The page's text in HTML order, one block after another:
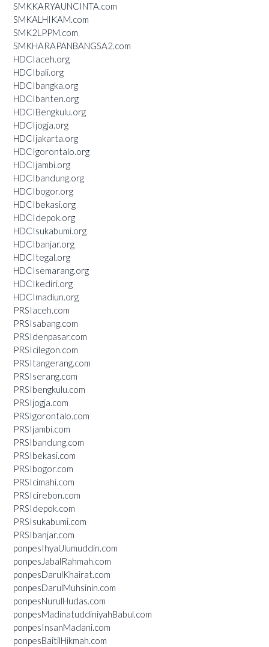
SMKKARYAUNCINTA.com
SMKALHIKAM.com
SMK2LPPM.com
SMKHARAPANBANGSA2.com
HDCIaceh.org
HDCIbali.org
HDCIbangka.org
HDCIbanten.org
HDCIBengkulu.org
HDCIjogja.org
HDCIjakarta.org
HDCIgorontalo.org
HDCIjambi.org
HDCIbandung.org
HDCIbogor.org
HDCIbekasi.org
HDCIdepok.org
HDCIsukabumi.org
HDCIbanjar.org
HDCItegal.org
HDCIsemarang.org
HDCIkediri.org
HDCImadiun.org
PRSIaceh.com
PRSIsabang.com
PRSIdenpasar.com
PRSIcilegon.com
PRSItangerang.com
PRSIserang.com
PRSIbengkulu.com
PRSIjogja.com
PRSIgorontalo.com
PRSIjambi.com
PRSIbandung.com
PRSIbekasi.com
PRSIbogor.com
PRSIcimahi.com
PRSIcirebon.com
PRSIdepok.com
PRSIsukabumi.com
PRSIbanjar.com
ponpesIhyaUlumuddin.com
ponpesJabalRahmah.com
ponpesDarulKhairat.com
ponpesDarulMuhsinin.com
ponpesNurulHudas.com
ponpesMadinatuddiniyahBabul.com
ponpesInsanMadani.com
ponpesBaitilHikmah.com